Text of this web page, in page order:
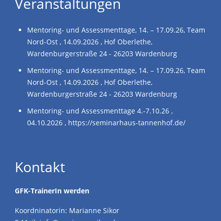
Mentoring- und Assessmenttage, 14. – 17.09.26, Team
Nord-Ost , 14.09.2026 , Hof Oberlethe,
Wardenburgerstraße 24 - 26203 Wardenburg
Mentoring- und Assessmenttage, 14. – 17.09.26, Team
Nord-Ost , 14.09.2026 , Hof Oberlethe,
Wardenburgerstraße 24 - 26203 Wardenburg
Mentoring- und Assessmenttage 4.-7.10.26 ,
04.10.2026 , https://seminarhaus-tannenhof.de/
Kontakt
GFK-TrainerIn werden
Koordninatorin: Marianne Sikor